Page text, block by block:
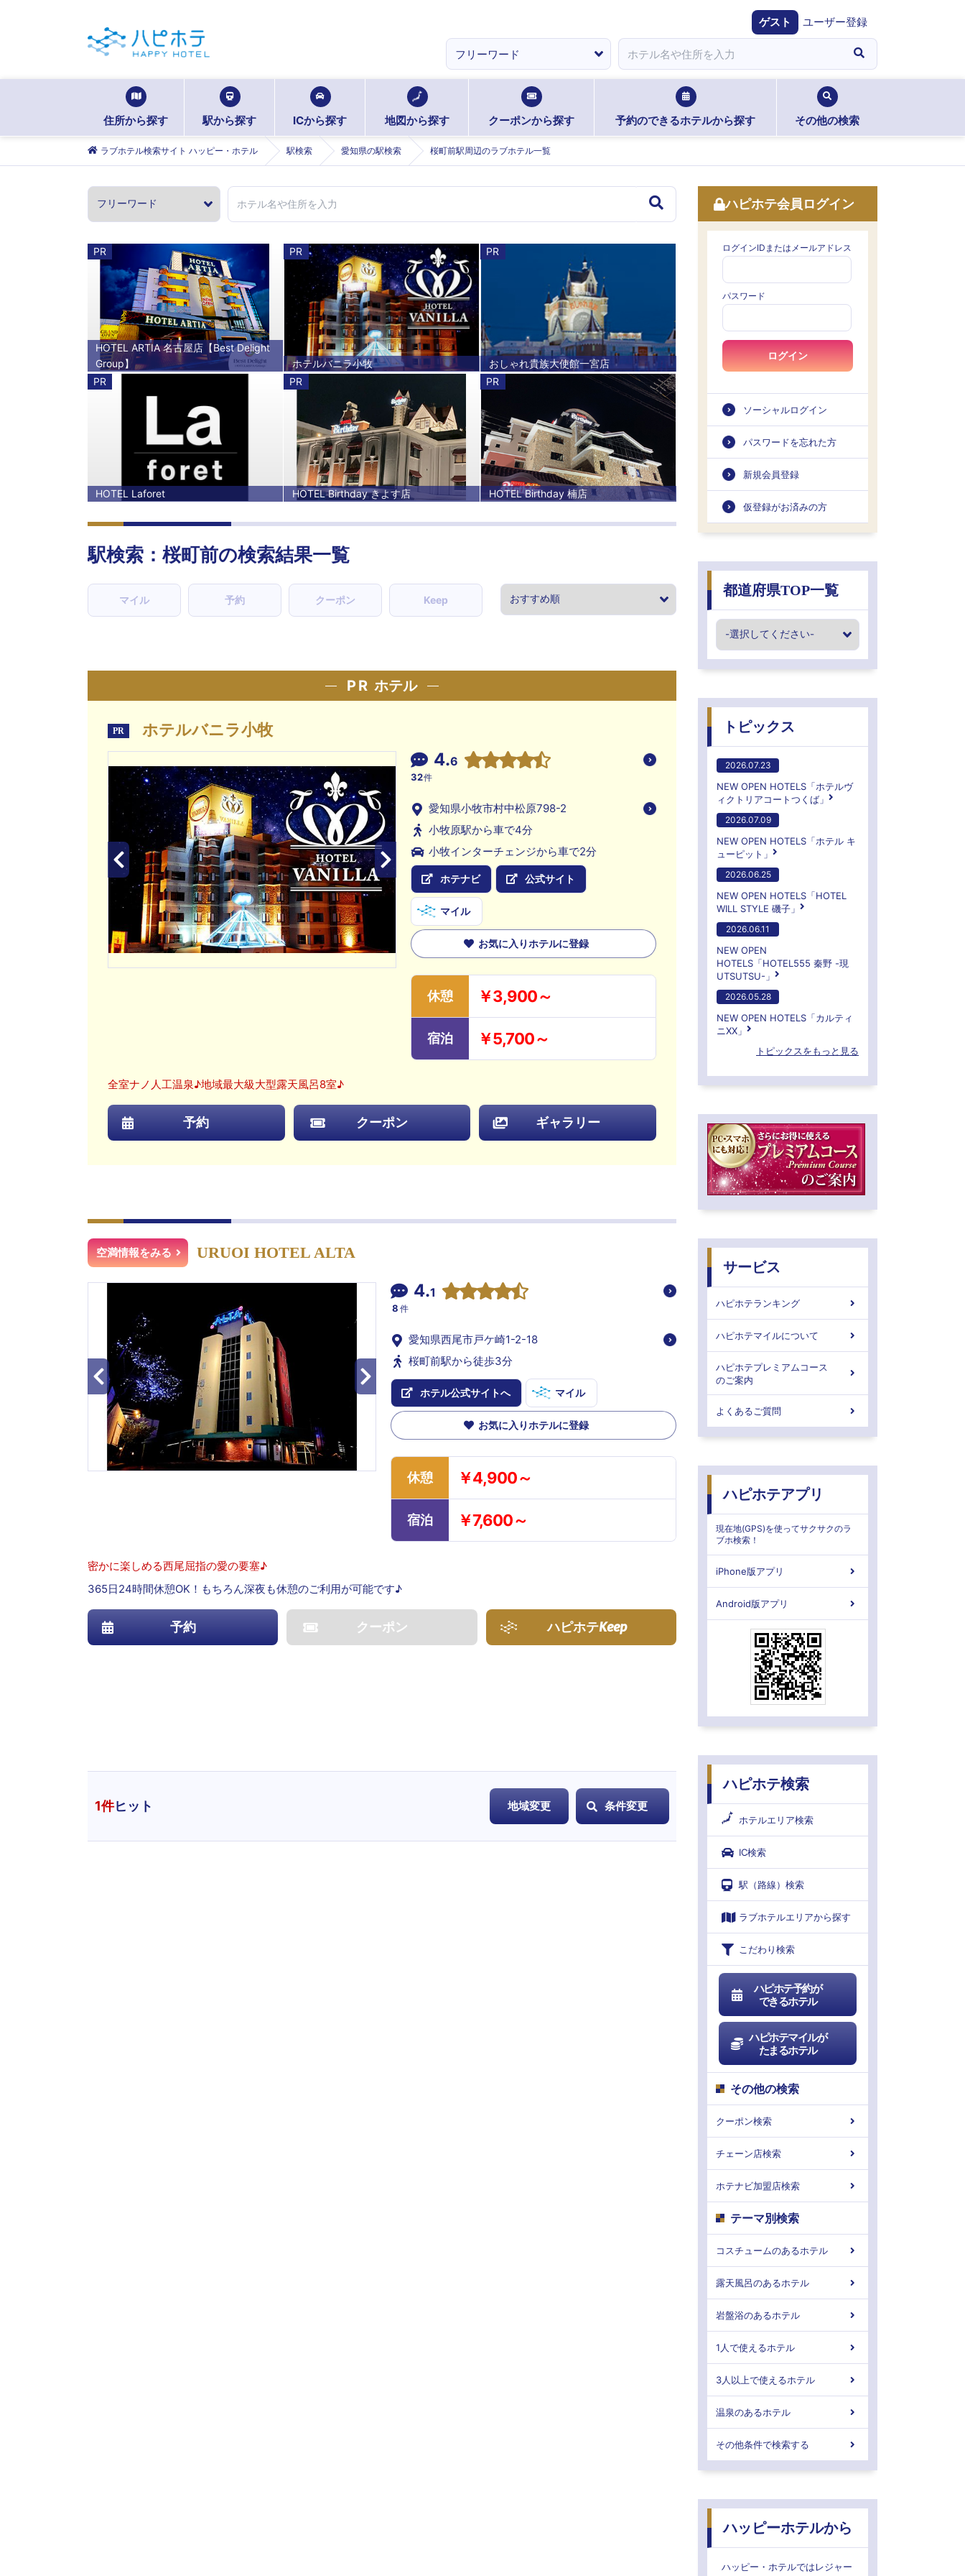
ゲスト ユーザー登録
住所から探す 駅から探す ICから探す 地図から探す クーポンから探す 予約のできるホテルから探す その他の検索
ラブホテル検索サイト ハッピー・ホテル 駅検索 愛知県の駅検索 桜町前駅周辺のラブホテル一覧
PR
HOTEL ARTIA 名古屋店【Best Delight
Group】
PR
ホテルバニラ小牧
PR
おしゃれ貴族大使館一宮店
PR
HOTEL Laforet
PR
HOTEL Birthday きよす店
PR
HOTEL Birthday 楠店
駅検索： 桜町前の検索結果一覧
マイル 予約 クーポン Keep
PR ホテル
PR ホテルバニラ小牧
4.6
32件
愛知県小牧市村中松原798-2
小牧原駅から車で4分
小牧インターチェンジから車で2分
ホテナビ 公式サイト
マイル
お気に入りホテルに登録
休憩 ￥3,900～
宿泊 ￥5,700～
全室ナノ人工温泉♪地域最大級大型露天風呂8室♪
予約 クーポン ギャラリー
空満情報をみる URUOI HOTEL ALTA
4.1
8 件
愛知県西尾市戸ケ崎1-2-18
桜町前駅から徒歩3分
ホテル公式サイトへ マイル
お気に入りホテルに登録
休憩 ￥4,900～
宿泊 ￥7,600～
密かに楽しめる西尾屈指の愛の要塞♪
365日24時間休憩OK！もちろん深夜も休憩のご利用が可能です♪
予約 クーポン ハピホテKeep
1件ヒット 地域変更 条件変更
ハピホテ会員ログイン
ログインIDまたはメールアドレス
パスワード
ログイン
ソーシャルログイン
パスワードを忘れた方
新規会員登録
仮登録がお済みの方
都道府県TOP一覧
トピックス
2026.07.23
NEW OPEN HOTELS「ホテルヴ
ィクトリアコートつくば」
2026.07.09
NEW OPEN HOTELS「ホテル キ
ューピット」
2026.06.25
NEW OPEN HOTELS「HOTEL
WILL STYLE 磯子」
2026.06.11
NEW OPEN
HOTELS「HOTEL555 秦野 -現
UTSUTSU-」
2026.05.28
NEW OPEN HOTELS「カルティ
ニXX」
トピックスをもっと見る
サービス
ハピホテランキング
ハピホテマイルについて
ハピホテプレミアムコース
のご案内
よくあるご質問
ハピホテアプリ
現在地(GPS)を使ってサクサクのラ
ブホ検索！
iPhone版アプリ
Android版アプリ
ハピホテ検索
ホテルエリア検索
IC検索
駅（路線）検索
ラブホテルエリアから探す
こだわり検索
ハピホテ予約が
できるホテル
ハピホテマイルが
たまるホテル
その他の検索
クーポン検索
チェーン店検索
ホテナビ加盟店検索
テーマ別検索
コスチュームのあるホテル
露天風呂のあるホテル
岩盤浴のあるホテル
1人で使えるホテル
3人以上で使えるホテル
温泉のあるホテル
その他条件で検索する
ハッピーホテルから
ハッピー・ホテルではレジャー